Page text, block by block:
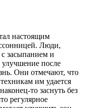
настоящим
Люди,
засыпанием и
улучшение после
Они отмечают, что
им удается
то заснуть без
регулярное